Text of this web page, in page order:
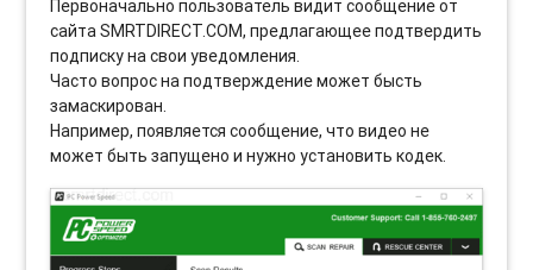
Первоначально пользователь видит сообщение от
сайта SMRTDIRECT.COM, предлагающее подтвердить
подписку на свои уведомления.
Часто вопрос на подтверждение может бысть
замаскирован.
Например, появляется сообщение, что видео не
может быть запущено и нужно установить кодек.